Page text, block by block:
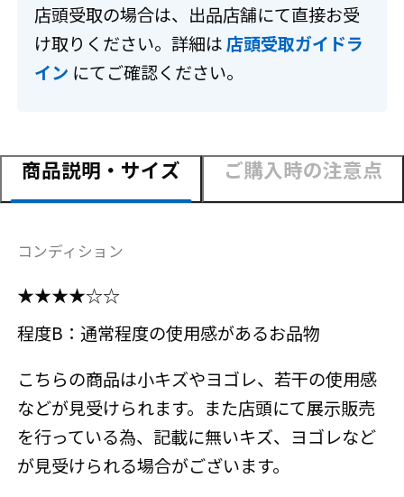
店頭受取の場合は、出品店舗にて直接お受
け取りください。詳細は店頭受取ガイドラ
イン にてご確認ください。
商品説明・サイズ ご購入時の注意点
コンディション
★★★★☆☆
程度B：通常程度の使用感があるお品物
こちらの商品は小キズやヨゴレ、若干の使用感
などが見受けられます。また店頭にて展示販売
を行っている為、記載に無いキズ、ヨゴレなど
が見受けられる場合がございます。